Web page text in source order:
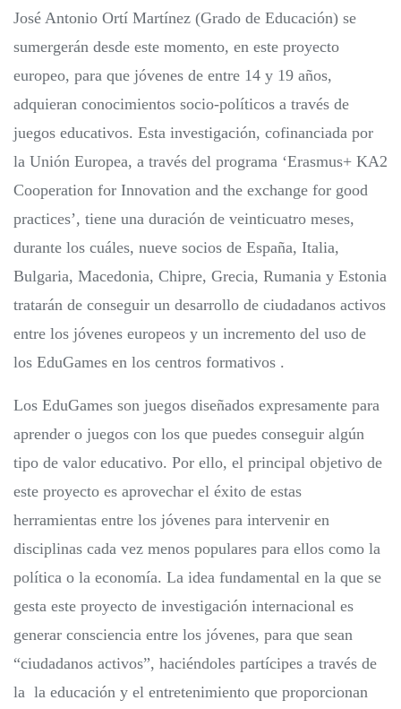
José Antonio Ortí Martínez (Grado de Educación) se
sumergerán desde este momento, en este proyecto
europeo, para que jóvenes de entre 14 y 19 años,
adquieran conocimientos socio-políticos a través de
juegos educativos. Esta investigación, cofinanciada por
la Unión Europea, a través del programa ‘Erasmus+ KA2
Cooperation for Innovation and the exchange for good
practices’, tiene una duración de veinticuatro meses,
durante los cuáles, nueve socios de España, Italia,
Bulgaria, Macedonia, Chipre, Grecia, Rumania y Estonia
tratarán de conseguir un desarrollo de ciudadanos activos
entre los jóvenes europeos y un incremento del uso de
los EduGames en los centros formativos .
Los EduGames son juegos diseñados expresamente para
aprender o juegos con los que puedes conseguir algún
tipo de valor educativo. Por ello, el principal objetivo de
este proyecto es aprovechar el éxito de estas
herramientas entre los jóvenes para intervenir en
disciplinas cada vez menos populares para ellos como la
política o la economía. La idea fundamental en la que se
gesta este proyecto de investigación internacional es
generar consciencia entre los jóvenes, para que sean
“ciudadanos activos”, haciéndoles partícipes a través de
la la educación y el entretenimiento que proporcionan